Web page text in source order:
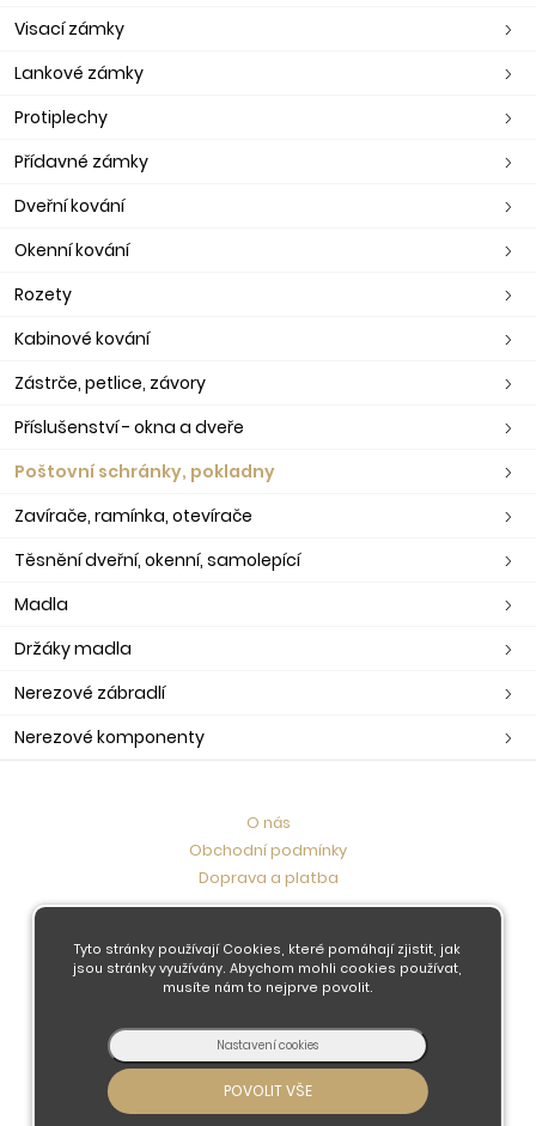
Visací zámky
Lankové zámky
Protiplechy
Přídavné zámky
Dveřní kování
Okenní kování
Rozety
Kabinové kování
Zástrče, petlice, závory
Příslušenství - okna a dveře
Poštovní schránky, pokladny
Zavírače, ramínka, otevírače
Těsnění dveřní, okenní, samolepící
Madla
Držáky madla
Nerezové zábradlí
Nerezové komponenty
O nás
Obchodní podmínky
Doprava a platba
© 2026 - Developed by Insion Liberec
Tyto stránky používají Cookies, které pomáhají zjistit, jak
jsou stránky využívány. Abychom mohli cookies používat,
musíte nám to nejprve povolit.